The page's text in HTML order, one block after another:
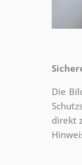
Die
direkt